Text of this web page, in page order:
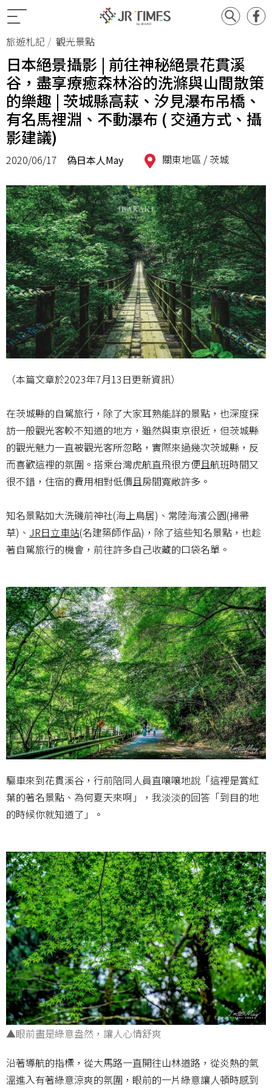
旅遊札記 觀光景點
日本絕景攝影 | 前往神秘絕景花貫溪
谷，盡享療癒森林浴的洗滌與山間散策
的樂趣 | 茨城縣高萩、汐見瀑布吊橋、
有名馬裡淵、不動瀑布 ( 交通方式、攝
影建議)
2020/06/17 偽日本人May 關東地區 / 茨城
（本篇文章於2023年7月13日更新資訊）
在茨城縣的自駕旅行，除了大家耳熟能詳的景點，也深度探
訪一般觀光客較不知道的地方，雖然與東京很近，但茨城縣
的觀光魅力一直被觀光客所忽略，實際來過幾次茨城縣，反
而喜歡這裡的氛圍。搭乘台灣虎航直飛很方便且航班時間又
很不錯，住宿的費用相對低價且房間寬敞許多。
知名景點如大洗磯前神社(海上鳥居)、常陸海濱公園(掃帚
草)、 JR日立車站(名建築師作品)，除了這些知名景點，也趁
著自駕旅行的機會，前往許多自己收藏的口袋名單。
驅車來到花貫溪谷，行前陪同人員直嚷嚷地說「這裡是賞紅
葉的著名景點、為何夏天來啊」，我淡淡的回答「到目的地
的時候你就知道了」。
▲眼前盡是綠意盎然，讓人心情舒爽
沿著導航的指標，從大馬路一直開往山林道路，從炎熱的氣
溫進入有著綠意涼爽的氛圍，眼前的一片綠意讓人頓時感到